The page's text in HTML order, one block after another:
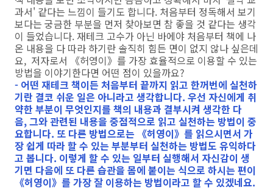
과서' 같다는 느낌이 들기도 합니다. 처음부터 정독해서 보기
보다는 궁금한 부분을 먼저 찾아보면 참 좋을 것 같다는 생각
이 들었습니다. 재테크 고수가 아닌 바에야 처음부터 책에 나
온 내용을 다 따라 하기란 솔직히 힘든 면이 없지 않나 싶은데
요, 저자로서 《허영이》를 가장 효율적으로 이용할 수 있는
방법을 이야기한다면 어떤 점이 있을까요?
- 어떤 재테크 책이든 처음부터 끝까지 읽고 한꺼번에 실천하
기란 결코 쉬운 일은 아니라고 생각합니다. 우선 자신에게 취
약한 부분이 무엇인지를 책의 내용과 결부시켜 생각한 다
음, 그와 관련된 내용을 중점적으로 읽고 실천하는 방법이 중
요합니다. 또 다른 방법으로는 《허영이》를 읽으시면서 가
장 쉽게 따라 할 수 있는 부분부터 실천하는 방법도 유익하다
고 봅니다. 이렇게 할 수 있는 일부터 실행해서 자신감이 생
기면 다음에 또 다른 습관을 몸에 붙이는 식으로 하시는 편이
《허영이》를 가장 잘 이용하는 방법이라고 할 수 있겠네요.